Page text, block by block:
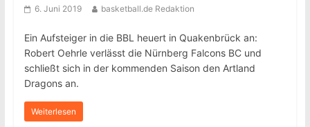
6. Juni 2019 basketball.de Redaktion
Ein Aufsteiger in die BBL heuert in Quakenbrück an:
Robert Oehrle verlässt die Nürnberg Falcons BC und
schließt sich in der kommenden Saison den Artland
Dragons an.
Weiterlesen